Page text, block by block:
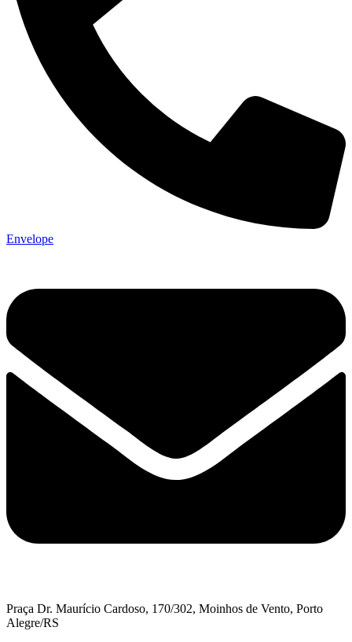
Envelope
Praça Dr. Maurício Cardoso, 170/302, Moinhos de Vento, Porto
Alegre/RS